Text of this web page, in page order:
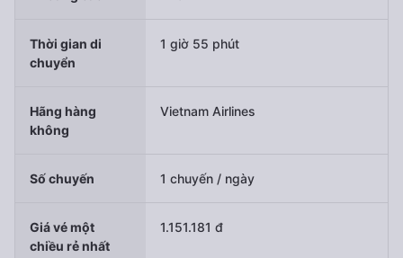
Thời gian di
chuyển
1 giờ 55 phút
Hãng hàng
không
Vietnam Airlines
Số chuyến 1 chuyến / ngày
Giá vé một
chiều rẻ nhất
1.151.181 đ